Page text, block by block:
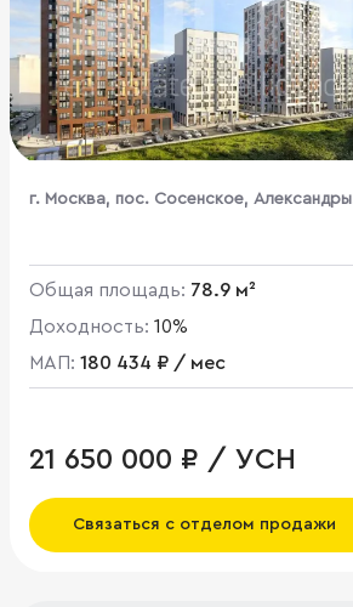
г. Москва, пос. Сосенское, Александры
Общая площадь: 78.9 м²
Доходность: 10%
МАП: 180 434 ₽ / мес
21 650 000 ₽ / УСН
Связаться с отделом продажи